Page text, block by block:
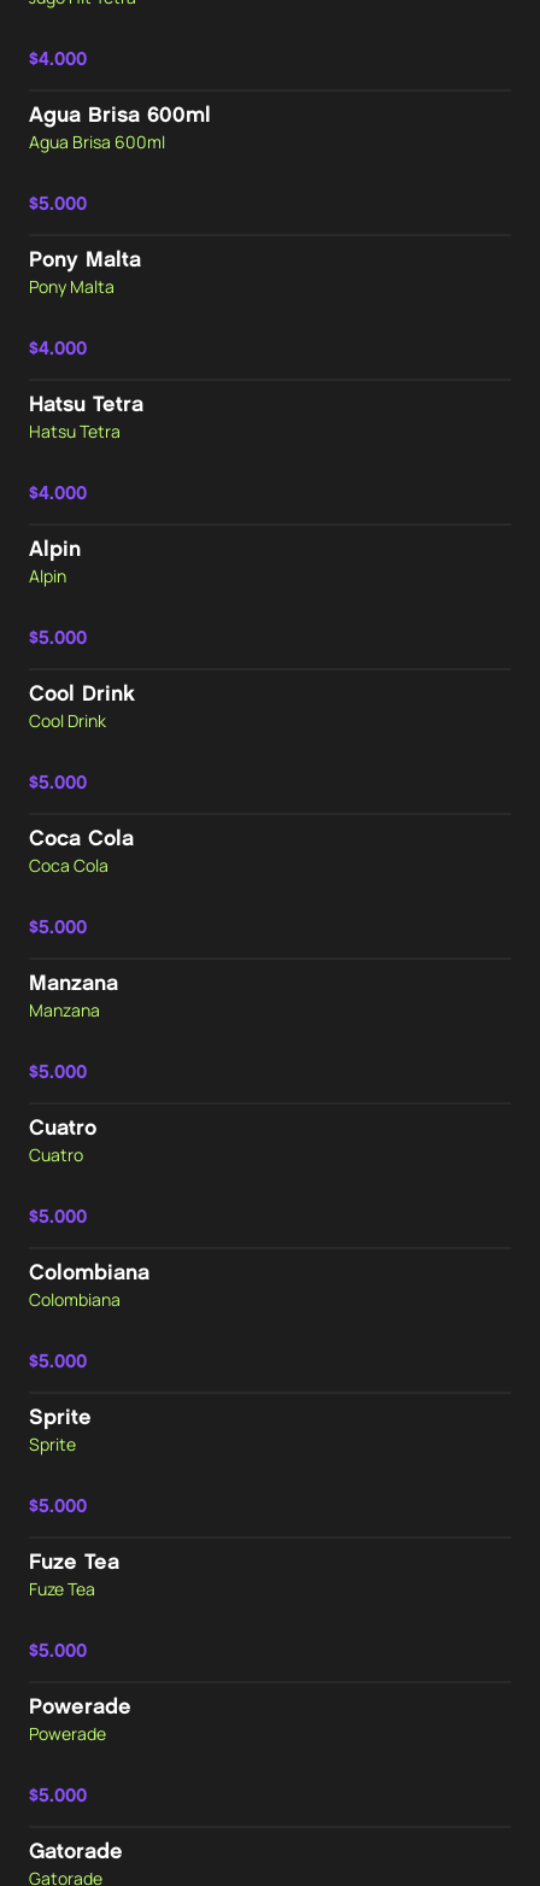
$4.000
Agua Brisa 600ml
Agua Brisa 600ml
$5.000
Pony Malta
Pony Malta
$4.000
Hatsu Tetra
Hatsu Tetra
$4.000
Alpin
Alpin
$5.000
Cool Drink
Cool Drink
$5.000
Coca Cola
Coca Cola
$5.000
Manzana
Manzana
$5.000
Cuatro
Cuatro
$5.000
Colombiana
Colombiana
$5.000
Sprite
Sprite
$5.000
Fuze Tea
Fuze Tea
$5.000
Powerade
Powerade
$5.000
Gatorade
Gatorade